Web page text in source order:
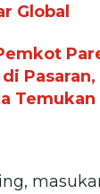
Global